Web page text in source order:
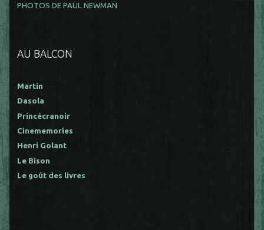
PHOTOS DE PAUL NEWMAN
AU BALCON
Martin
Dasola
Princécranoir
Cinememories
Henri Golant
Le Bison
Le goût des livres